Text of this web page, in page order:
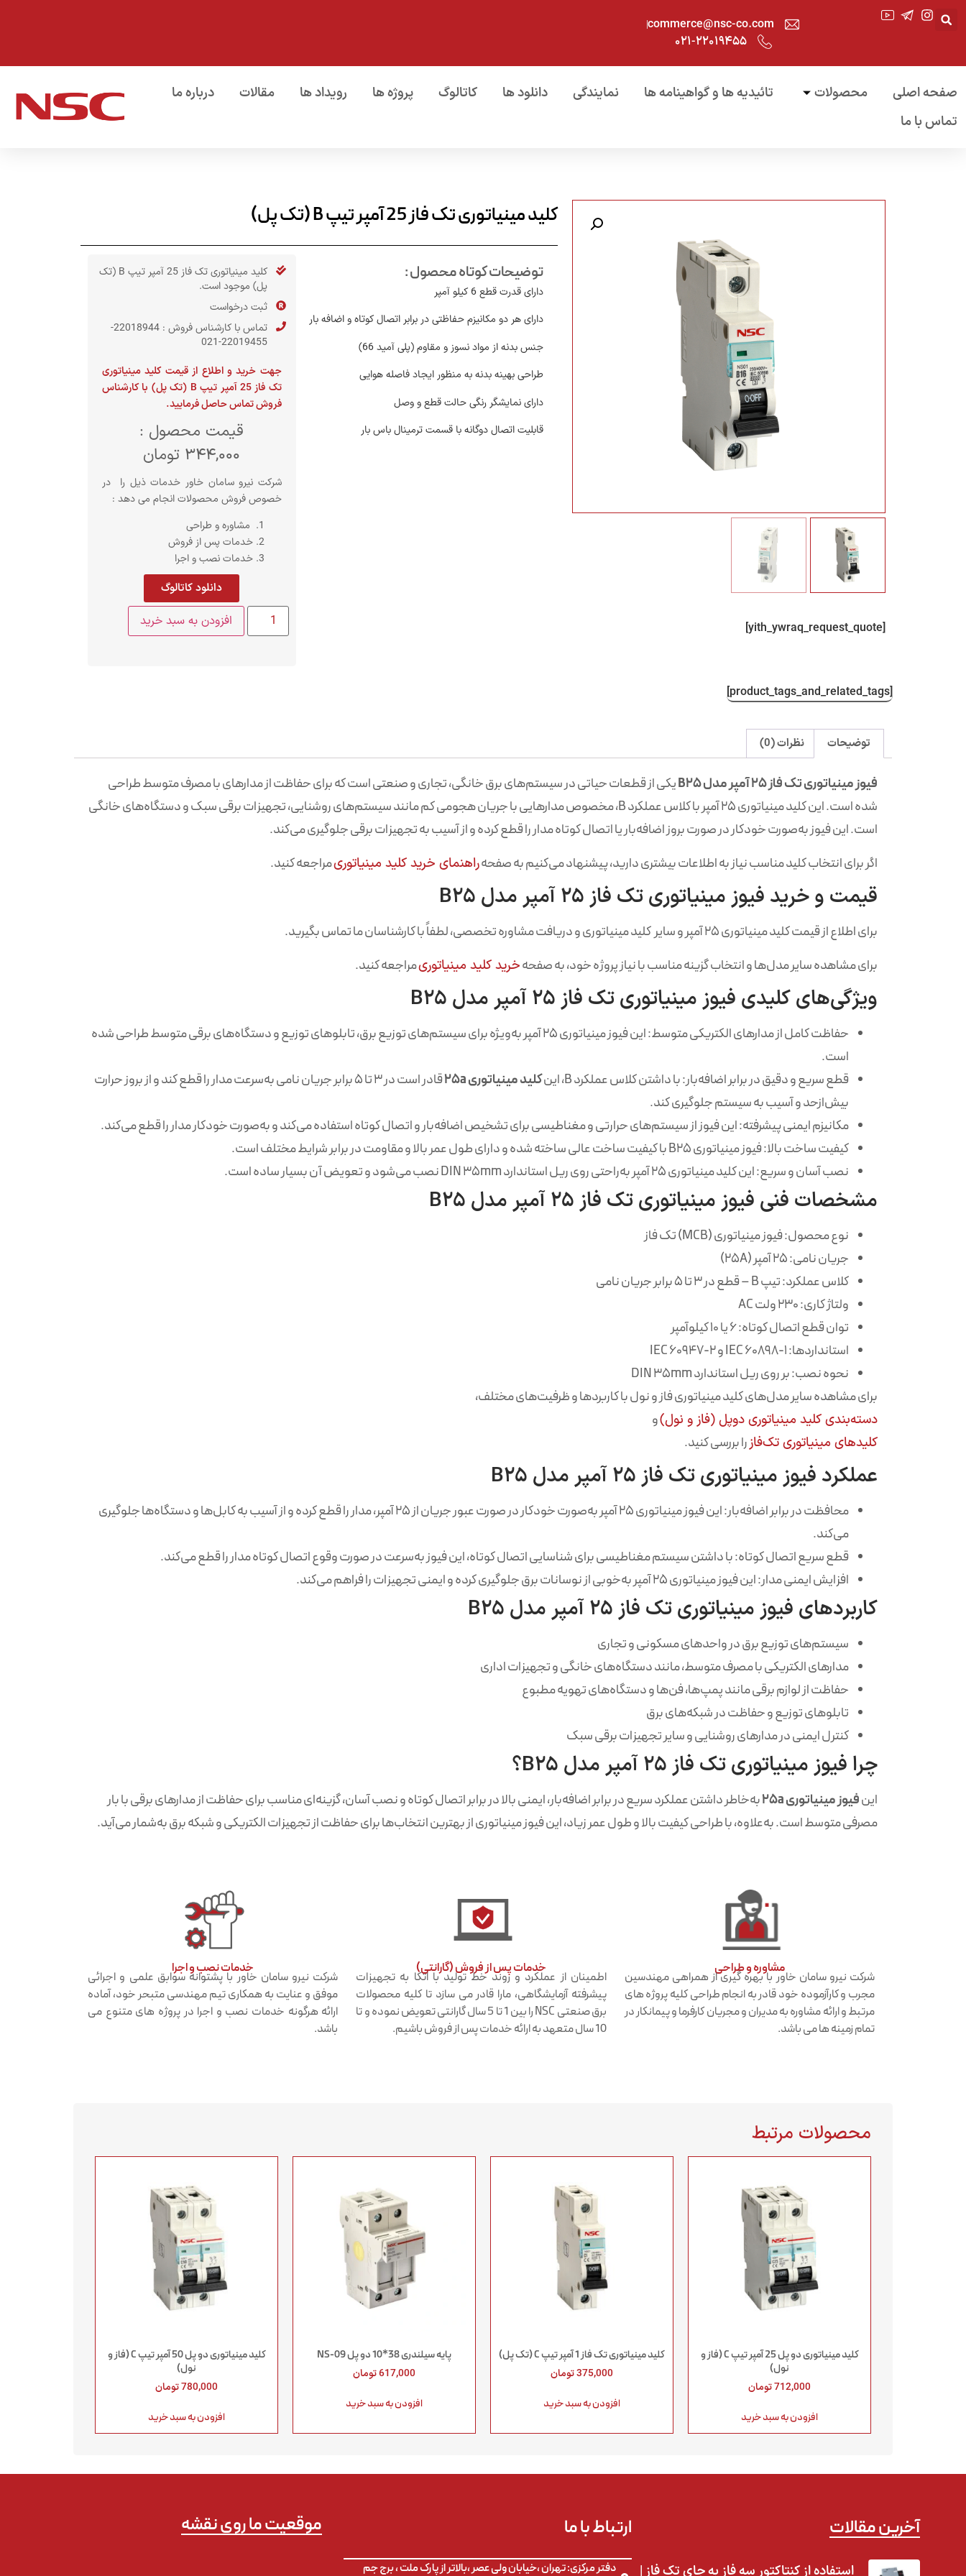
commerce@nsc-co.com
۰۲۱-۲۲۰۱۹۴۵۵
صفحه اصلی محصولات تائیدیه ها و گواهینامه ها نمایندگی دانلود ها کاتالوگ پروژه ها رویداد ها مقالات
درباره ما
تماس با ما
[yith_ywraq_request_quote]
کلید مینیاتوری تک فاز 25 آمپر تیپ B (تک پل)
توضیحات کوتاه محصول :
دارای قدرت قطع 6 کیلو آمپر
دارای هر دو مکانیزم حفاظتی در برابر اتصال کوتاه و اضافه بار
جنس بدنه از مواد نسوز و مقاوم (پلی آمید 66)
طراحی بهینه بدنه به منظور ایجاد فاصله هوایی
دارای نمایشگر رنگی حالت قطع و وصل
قابلیت اتصال دوگانه با قسمت ترمینال باس بار
کلید مینیاتوری تک فاز 25 آمپر تیپ B (تک
پل) موجود است.
ثبت درخواست
تماس با کارشناس فروش : 22018944-
22019455-021
جهت خرید و اطلاع از قیمت کلید مینیاتوری
تک فاز 25 آمپر تیپ B (تک پل) با کارشناس
فروش تماس حاصل فرمایید.
قیمت محصول :
344,000 تومان
شرکت نیرو سامان خاور خدمات ذیل را در
خصوص فروش محصولات انجام می دهد :
مشاوره و طراحی
خدمات پس از فروش
خدمات نصب و اجرا
دانلود کاتالوگ
افزودن به سبد خرید
[product_tags_and_related_tags]
توضیحات نظرات (0)
فیوز مینیاتوری تک فاز 25 آمپر مدل B25
یکی از قطعات حیاتی در سیستم‌های برق خانگی، تجاری و صنعتی است که برای حفاظت از مدارهای با مصرف متوسط طراحی
شده است. این کلید مینیاتوری ۲۵ آمپر با کلاس عملکرد B، مخصوص مدارهایی با جریان هجومی کم مانند سیستم‌های روشنایی، تجهیزات برقی سبک و دستگاه‌های خانگی
است. این فیوز به‌صورت خودکار در صورت بروز اضافه‌بار یا اتصال کوتاه مدار را قطع کرده و از آسیب به تجهیزات برقی جلوگیری می‌کند.
اگر برای انتخاب کلید مناسب نیاز به اطلاعات بیشتری دارید، پیشنهاد می‌کنیم به صفحهراهنمای خرید کلید مینیاتوریمراجعه کنید.
قیمت و خرید فیوز مینیاتوری تک فاز 25 آمپر مدل B25
برای اطلاع از قیمت کلید مینیاتوری 25 آمپر و سایر کلید مینیاتوری و دریافت مشاوره تخصصی، لطفاً با کارشناسان ما تماس بگیرید.
برای مشاهده سایر مدل‌ها و انتخاب گزینه مناسب با نیاز پروژه خود، به صفحهخرید کلید مینیاتوریمراجعه کنید.
ویژگی‌های کلیدی فیوز مینیاتوری تک فاز 25 آمپر مدل B25
حفاظت کامل از مدارهای الکتریکی متوسط: این فیوز مینیاتوری ۲۵ آمپر به‌ویژه برای سیستم‌های توزیع برق، تابلوهای توزیع و دستگاه‌های برقی متوسط طراحی شده
است.
قطع سریع و دقیق در برابر اضافه‌بار: با داشتن کلاس عملکرد B، این
کلید مینیاتوری 25a
قادر است در ۳ تا ۵ برابر جریان نامی به‌سرعت مدار را قطع کند و از بروز حرارت
بیش‌ازحد و آسیب به سیستم جلوگیری کند.
مکانیزم ایمنی پیشرفته: این فیوز از سیستم‌های حرارتی و مغناطیسی برای تشخیص اضافه‌بار و اتصال کوتاه استفاده می‌کند و به‌صورت خودکار مدار را قطع می‌کند.
کیفیت ساخت بالا: فیوز مینیاتوری B25 با کیفیت ساخت عالی ساخته شده و دارای طول عمر بالا و مقاومت در برابر شرایط مختلف است.
نصب آسان و سریع: این کلید مینیاتوری ۲۵ آمپر به‌راحتی روی ریل استاندارد DIN 35mm نصب می‌شود و تعویض آن بسیار ساده است.
مشخصات فنی فیوز مینیاتوری تک فاز ۲۵ آمپر مدل B25
نوع محصول: فیوز مینیاتوری (MCB) تک فاز
جریان نامی: ۲۵ آمپر (25A)
کلاس عملکرد: تیپ B – قطع در ۳ تا ۵ برابر جریان نامی
ولتاژ کاری: ۲۳۰ ولت AC
توان قطع اتصال کوتاه: ۶ یا ۱۰ کیلوآمپر
استانداردها: IEC 60898-1 و IEC 60947-2
نحوه نصب: بر روی ریل استاندارد DIN 35mm
برای مشاهده سایر مدل‌های کلید مینیاتوری فاز و نول با کاربردها و ظرفیت‌های مختلف،
دسته‌بندی کلید مینیاتوری دوپل (فاز و نول)و
کلیدهای مینیاتوری تک‌فازرا بررسی کنید.
عملکرد فیوز مینیاتوری تک فاز ۲۵ آمپر مدل B25
محافظت در برابر اضافه‌بار: این فیوز مینیاتوری ۲۵ آمپر به‌صورت خودکار در صورت عبور جریان از ۲۵ آمپر، مدار را قطع کرده و از آسیب به کابل‌ها و دستگاه‌ها جلوگیری
می‌کند.
قطع سریع اتصال کوتاه: با داشتن سیستم مغناطیسی برای شناسایی اتصال کوتاه، این فیوز به‌سرعت در صورت وقوع اتصال کوتاه مدار را قطع می‌کند.
افزایش ایمنی مدار: این فیوز مینیاتوری ۲۵ آمپر به‌خوبی از نوسانات برق جلوگیری کرده و ایمنی تجهیزات را فراهم می‌کند.
کاربردهای فیوز مینیاتوری تک فاز 25 آمپر مدل B25
سیستم‌های توزیع برق در واحدهای مسکونی و تجاری
مدارهای الکتریکی با مصرف متوسط، مانند دستگاه‌های خانگی و تجهیزات اداری
حفاظت از لوازم برقی مانند پمپ‌ها، فن‌ها و دستگاه‌های تهویه مطبوع
تابلوهای توزیع و حفاظت در شبکه‌های برق
کنترل ایمنی در مدارهای روشنایی و سایر تجهیزات برقی سبک
چرا فیوز مینیاتوری تک فاز 25 آمپر مدل B25؟
اینفیوز مینیاتوری 25a
به‌خاطر داشتن عملکرد سریع در برابر اضافه‌بار، ایمنی بالا در برابر اتصال کوتاه و نصب آسان، گزینه‌ای مناسب برای حفاظت از مدارهای برقی با بار
مصرفی متوسط است. به‌علاوه، با طراحی کیفیت بالا و طول عمر زیاد، این فیوز مینیاتوری از بهترین انتخاب‌ها برای حفاظت از تجهیزات الکتریکی و شبکه برق به‌شمار می‌آید.
مشاوره و طراحی
شرکت نیرو سامان خاور با بهره گیری از همراهی مهندسین
مجرب و کارآزموده خود قادر به انجام طراحی کلیه پروژه های
مرتبط و ارائه مشاوره به مدیران و مجریان کارفرما و پیمانکار در
تمام زمینه ها می باشد.
خدمات پس از فروش (گارانتی)​
اطمینان از عملکرد و روند خط تولید با اتکا به تجهیزات
پیشرفته آزمایشگاهی، مارا قادر می سازد تا کلیه محصولات
برق صنعتی NSC را بین 1 تا 5 سال گارانتی تعویض نموده و تا
10 سال متعهد به ارائه خدمات پس از فروش باشیم.
خدمات نصب و اجرا​
شرکت نیرو سامان خاور با پشتوانه سوابق علمی و اجرائی
موفق و عنایت به همکاری تیم مهندسی متبحر خود، آماده
ارائه هرگونه خدمات نصب و اجرا در پروژه های متنوع می
باشد.
محصولات مرتبط
کلید مینیاتوری دو پل 25 آمپر تیپ C (فاز و
نول)
712,000تومان
افزودن به سبد خرید
کلید مینیاتوری تک فاز 1 آمپر تیپ C (تک پل)
375,000تومان
افزودن به سبد خرید
پایه سیلندری 38*10 دو پل NS-09
617,000تومان
افزودن به سبد خرید
کلید مینیاتوری دو پل 50 آمپر تیپ C (فاز و
نول)
780,000تومان
افزودن به سبد خرید
موقعیت ما روی نقشه آخرین مقالات
استفاده از کنتاکتور سه فاز به جای تک فاز |
ارتباط با ما
دفتر مرکزی: تهران ،خیابان ولی عصر ،بالاتر از پارک ملت ، برج جم